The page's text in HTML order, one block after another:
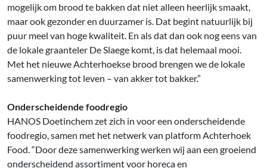
mogelijk om brood te bakken dat niet alleen heerlijk smaakt,
maar ook gezonder en duurzamer is. Dat begint natuurlijk bij
puur meel van hoge kwaliteit. En als dat dan ook nog eens van
de lokale graanteler De Slaege komt, is dat helemaal mooi.
Met het nieuwe Achterhoekse brood brengen we de lokale
samenwerking tot leven – van akker tot bakker.”
Onderscheidende foodregio
HANOS Doetinchem zet zich in voor een onderscheidende
foodregio, samen met het netwerk van platform Achterhoek
Food. “Door deze samenwerking werken wij aan een groeiend
onderscheidend assortiment voor horeca en